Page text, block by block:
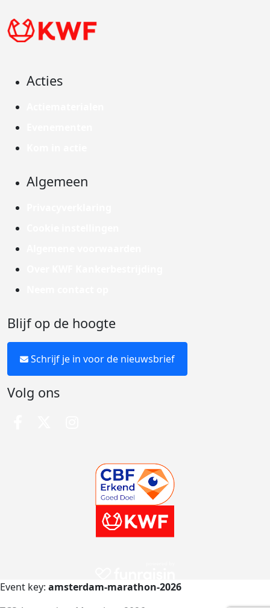
Acties
Algemeen
Blijf op de hoogte
Schrijf je in voor de nieuwsbrief
Volg ons
Event key: amsterdam-marathon-2026